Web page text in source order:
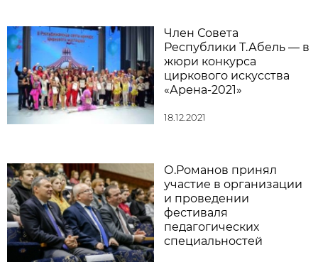
Член Совета
Республики Т.Абель — в
жюри конкурса
циркового искусства
«Арена-2021»
18.12.2021
О.Романов принял
участие в организации
и проведении
фестиваля
педагогических
специальностей